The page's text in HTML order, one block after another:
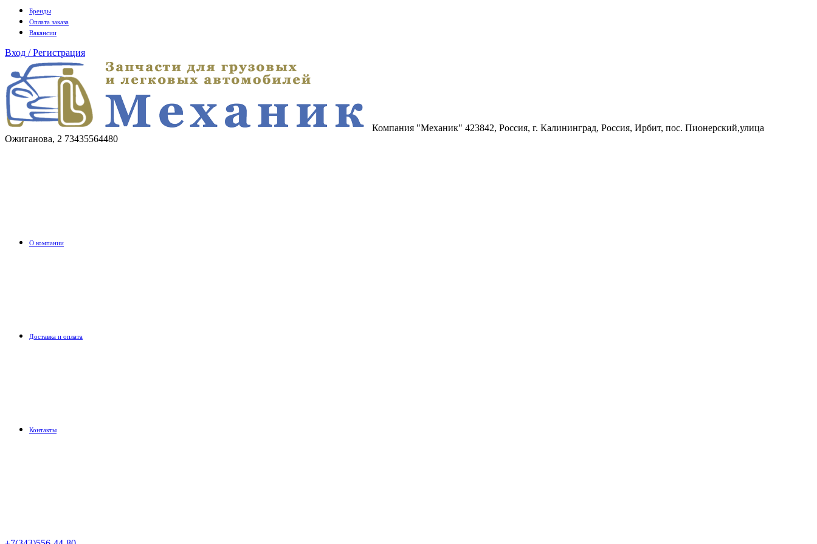
Бренды
Оплата заказа
Вакансии
Вход / Регистрация
Компания "Механик" 423842, Россия, г. Калининград, Россия, Ирбит, пос. Пионерский,улица
Ожиганова, 2 73435564480
О компании
Доставка и оплата
Контакты